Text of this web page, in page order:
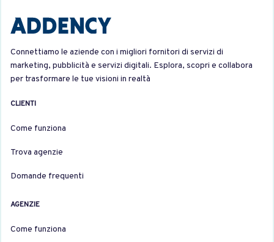
Connettiamo le aziende con i migliori fornitori di servizi di
marketing, pubblicità e servizi digitali. Esplora, scopri e collabora
per trasformare le tue visioni in realtà
CLIENTI
Come funziona
Trova agenzie
Domande frequenti
AGENZIE
Come funziona